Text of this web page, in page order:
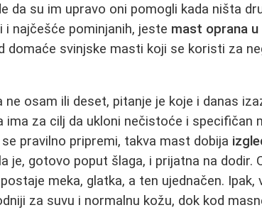
da su im upravo oni pomogli kada ništa
i najčešće pominjanih, jeste mast oprana
domaće svinjske masti koji se koristi za
osam ili deset, pitanje je koje i danas
ima za cilj da ukloni nečistoće i specifičan
pravilno pripremi, takva mast dobija
je, gotovo poput šlaga, i prijatna na dodir.
meka, glatka, a ten ujednačen. Ipak,
za suvu i normalnu kožu, dok kod